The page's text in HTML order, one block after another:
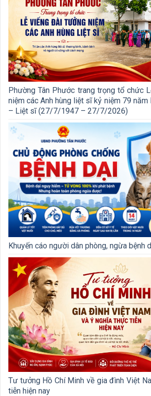
Phường Tân Phước trang trọng tổ chức
niệm các Anh hùng liệt sĩ kỷ niệm 79
– Liệt sĩ (27/7/1947 – 27/7/2026)
Khuyến cáo người dân phòng, ngừa bệnh
Tư tưởng Hồ Chí Minh về gia đình Việt
tiễn hiện nay